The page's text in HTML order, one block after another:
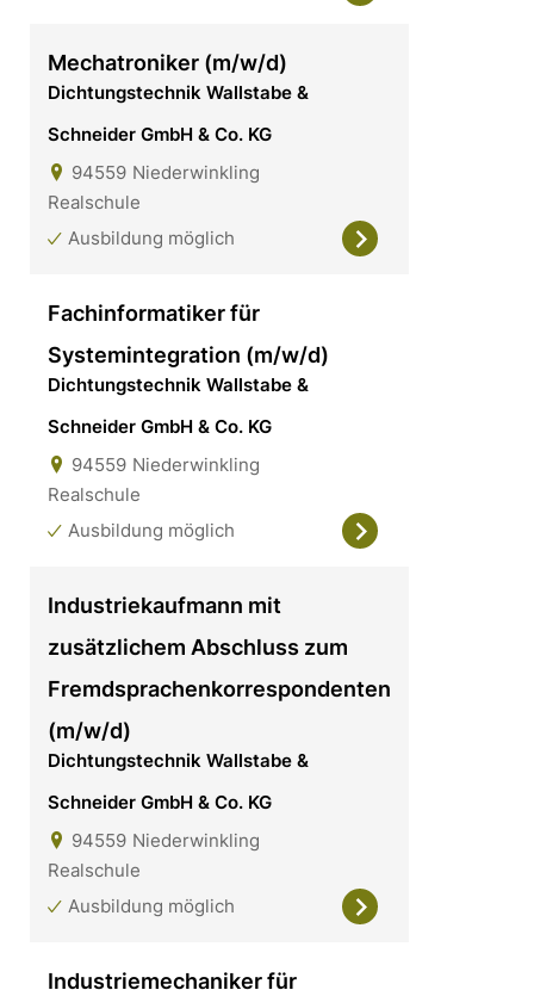
Mechatroniker (m/w/d)
Dichtungstechnik Wallstabe &
Schneider GmbH & Co. KG
94559 Niederwinkling
Realschule
Ausbildung möglich
Fachinformatiker für
Systemintegration (m/w/d)
Dichtungstechnik Wallstabe &
Schneider GmbH & Co. KG
94559 Niederwinkling
Realschule
Ausbildung möglich
Industriekaufmann mit
zusätzlichem Abschluss zum
Fremdsprachenkorrespondenten
(m/w/d)
Dichtungstechnik Wallstabe &
Schneider GmbH & Co. KG
94559 Niederwinkling
Realschule
Ausbildung möglich
Industriemechaniker für